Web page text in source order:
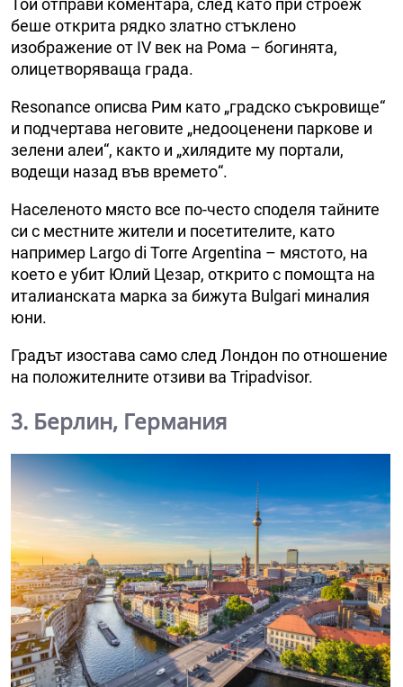
Той отправи коментара, след като при строеж
беше открита рядко златно стъклено
изображение от IV век на Рома – богинята,
олицетворяваща града.
Resonance описва Рим като „градско съкровище“
и подчертава неговите „недооценени паркове и
зелени алеи“, както и „хилядите му портали,
водещи назад във времето“.
Населеното място все по-често споделя тайните
си с местните жители и посетителите, като
например Largo di Torre Argentina – мястото, на
което е убит Юлий Цезар, открито с помощта на
италианската марка за бижута Bulgari миналия
юни.
Градът изостава само след Лондон по отношение
на положителните отзиви ва Tripadvisor.
3. Берлин, Германия